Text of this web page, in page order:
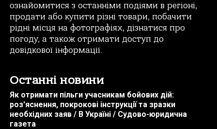
ознайомитися з останніми подіями в регіоні,
продати або купити різні товари, побачити
рідні місця на фотографіях, дізнатися про
погоду, а також отримати доступ до
довідкової інформації.
Останні новини
Як отримати пільги учасникам бойових дій:
роз'яснення, покрокові інструкції та зразки
необхідних заяв / В Україні / Судово-юридична
газета